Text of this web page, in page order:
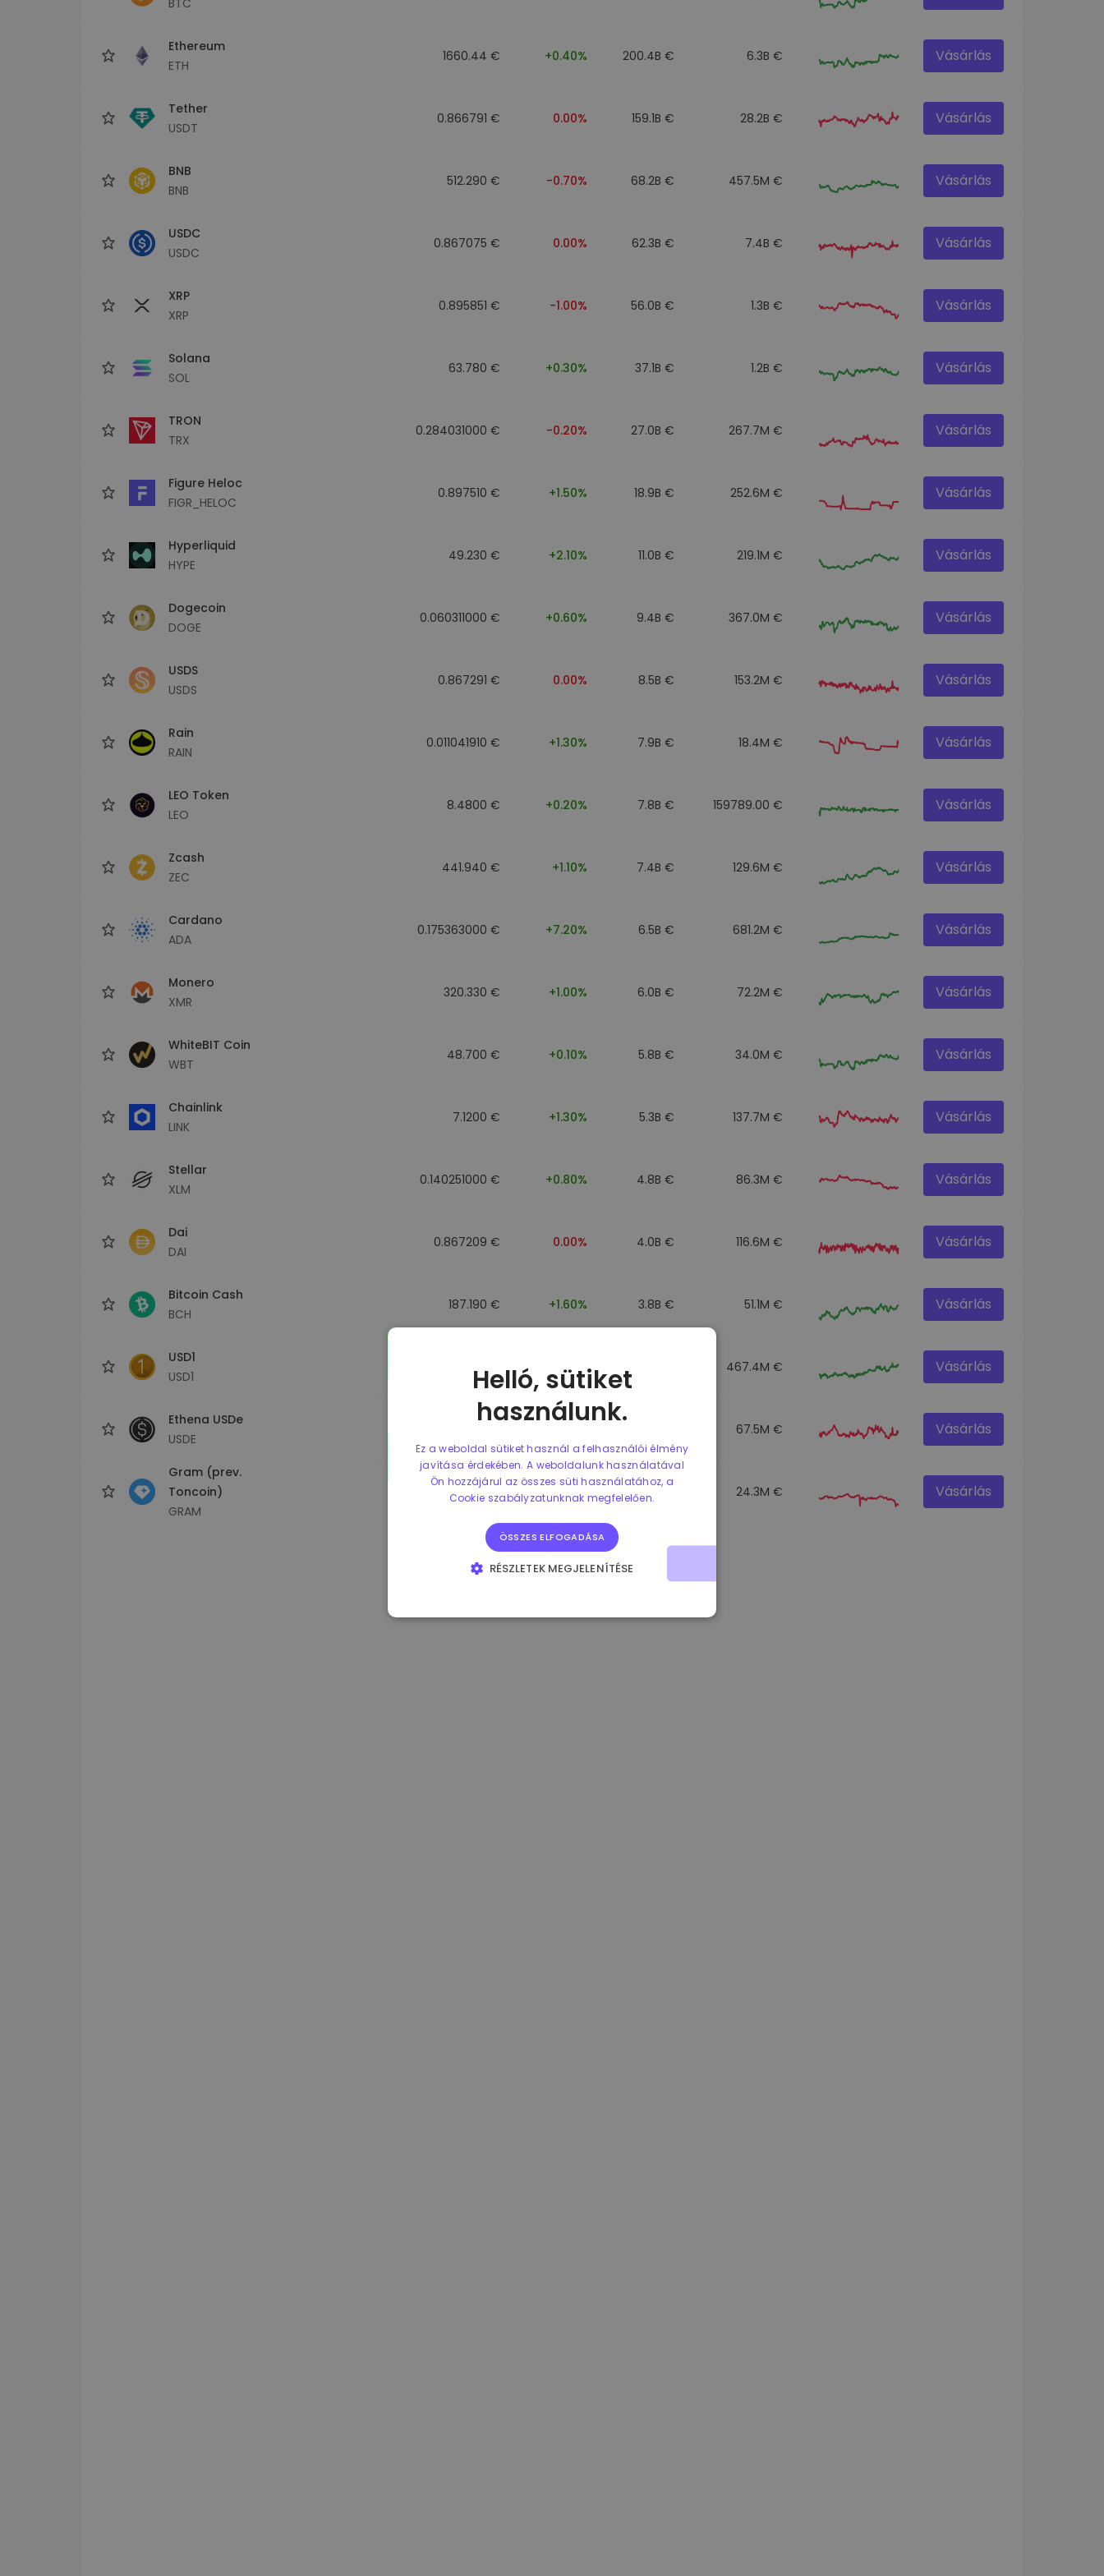
Ethereum
ETH
1660.44 € +0.40% 200.4B € 6.3B € Vásárlás
Tether
USDT
0.866791 € 0.00% 159.1B € 28.2B € Vásárlás
BNB
BNB
512.290 € -0.70% 68.2B € 457.5M € Vásárlás
USDC
USDC
0.867075 € 0.00% 62.3B € 7.4B € Vásárlás
XRP
XRP
0.895851 € -1.00% 56.0B € 1.3B € Vásárlás
Solana
SOL
63.780 € +0.30% 37.1B € 1.2B € Vásárlás
TRON
TRX
0.284031000 € -0.20% 27.0B € 267.7M € Vásárlás
Figure Heloc
FIGR_HELOC
0.897510 € +1.50% 18.9B € 252.6M € Vásárlás
Hyperliquid
HYPE
49.230 € +2.10% 11.0B € 219.1M € Vásárlás
Dogecoin
DOGE
0.060311000 € +0.60% 9.4B € 367.0M € Vásárlás
USDS
USDS
0.867291 € 0.00% 8.5B € 153.2M € Vásárlás
Rain
RAIN
0.011041910 € +1.30% 7.9B € 18.4M € Vásárlás
LEO Token
LEO
8.4800 € +0.20% 7.8B € 159789.00 € Vásárlás
Zcash
ZEC
441.940 € +1.10% 7.4B € 129.6M € Vásárlás
Cardano
ADA
0.175363000 € +7.20% 6.5B € 681.2M € Vásárlás
Monero
XMR
320.330 € +1.00% 6.0B € 72.2M € Vásárlás
WhiteBIT Coin
WBT
48.700 € +0.10% 5.8B € 34.0M € Vásárlás
Chainlink
LINK
7.1200 € +1.30% 5.3B € 137.7M € Vásárlás
Stellar
XLM
0.140251000 € +0.80% 4.8B € 86.3M € Vásárlás
Dai
DAI
0.867209 € 0.00% 4.0B € 116.6M € Vásárlás
Bitcoin Cash
BCH
187.190 € +1.60% 3.8B € 51.1M € Vásárlás
USD1
USD1
0.00% 467.4M € Vásárlás
Ethena USDe
USDE
67.5M € Vásárlás
Gram (prev.
Toncoin)
GRAM
1.160000 € -3.00% 3.2B € 24.3M € Vásárlás
Helló, sütiket
használunk.
Ez a weboldal sütiket használ a felhasználói élmény
javítása érdekében. A weboldalunk használatával
Ön hozzájárul az összes süti használatához, a
Cookie szabályzatunknak megfelelően.
ÖSSZES ELFOGADÁSA
RÉSZLETEK MEGJELENÍTÉSE